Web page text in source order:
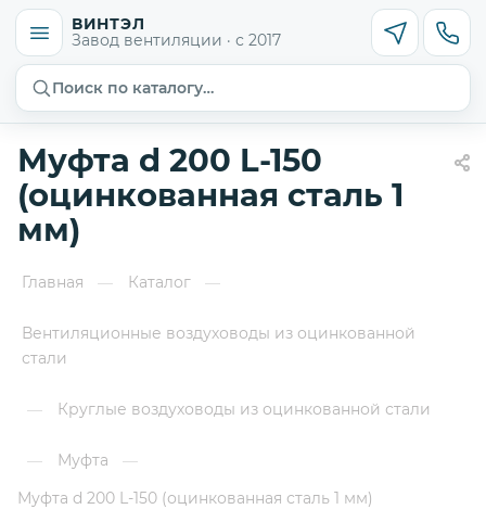
ВИНТЭЛ
Завод вентиляции · с 2017
Поиск по каталогу…
Муфта d 200 L-150
(оцинкованная сталь 1
мм)
Главная — Каталог —
Вентиляционные воздуховоды из оцинкованной
стали
— Круглые воздуховоды из оцинкованной стали
— Муфта
—
Муфта d 200 L-150 (оцинкованная сталь 1 мм)